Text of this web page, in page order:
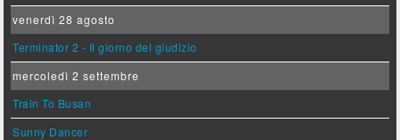
venerdì 28 agosto
Terminator 2 - Il giorno del giudizio
mercoledì 2 settembre
Train To Busan
Sunny Dancer